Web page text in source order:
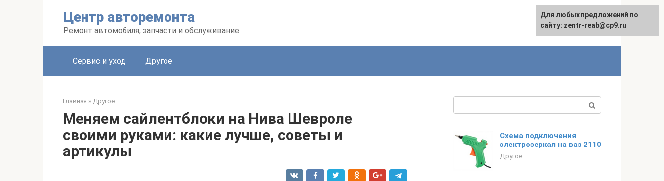
Центр авторемонта
Ремонт автомобиля, запчасти и обслуживание
Сервис и уход Другое
Главная » Другое
Меняем сайлентблоки на Нива Шевроле
своими руками: какие лучше, советы и
артикулы
Схема подключения
электрозеркал на ваз 2110
Другое
Для любых предложений по
сайту: zentr-reab@cp9.ru